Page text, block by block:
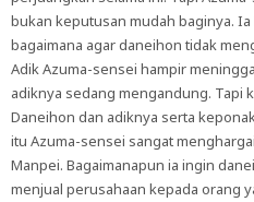
bukan keputusan mudah baginya.
bagaimana agar daneihon tidak
Adik Azuma-sensei hampir
adiknya sedang mengandung. Tapi
Daneihon dan adiknya serta
itu Azuma-sensei sangat
Manpei. Bagaimanapun ia ingin
menjual perusahaan kepada orang